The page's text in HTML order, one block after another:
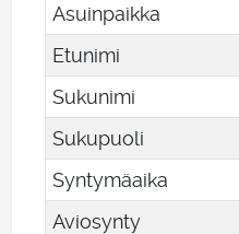
Asuinpaikka
Etunimi
Sukunimi
Sukupuoli
Syntymäaika
Aviosynty